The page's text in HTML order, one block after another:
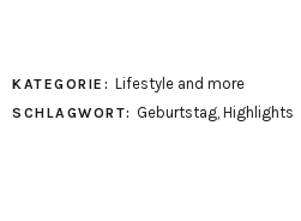
KATEGORIE: Lifestyle and more
SCHLAGWORT: Geburtstag, Highlights